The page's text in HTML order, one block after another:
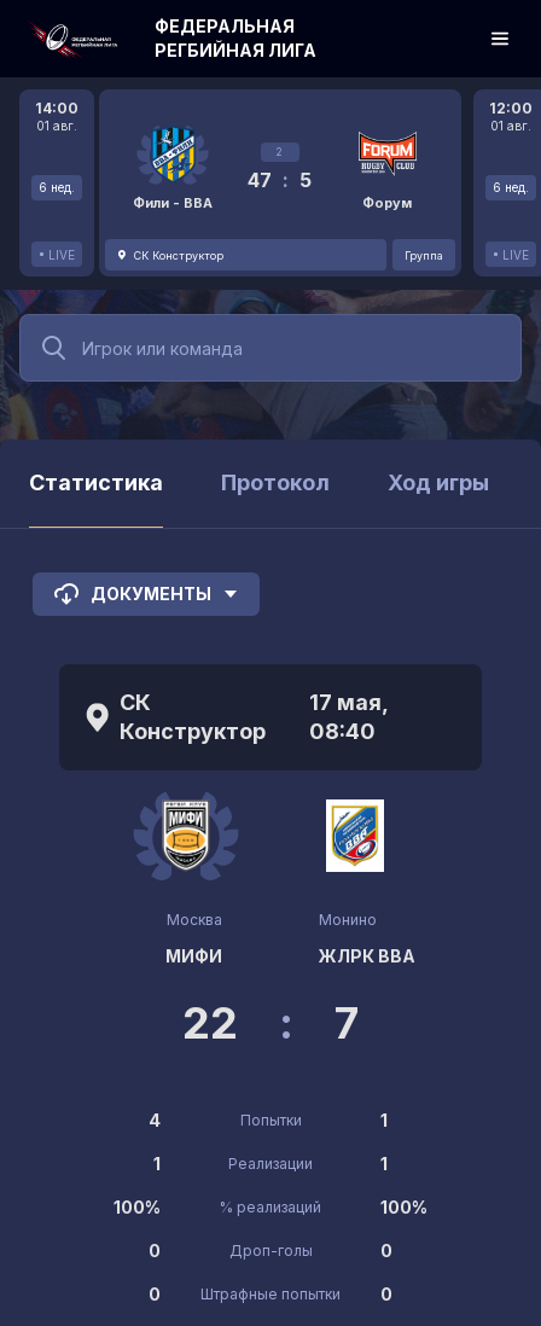
14:00
01 авг.
6 нед.
LIVE
Фили - ВВА
2
47 : 5
Форум
СК Конструктор Группа
12:00
01 авг.
6 нед.
LIVE
ФЕДЕРАЛЬНАЯ
РЕГБИЙНАЯ ЛИГА
Статистика Протокол Ход игры
ДОКУМЕНТЫ
СК
Конструктор
17 мая,
08:40
Москва
МИФИ
22 : 7
Монино
ЖЛРК ВВА
4 Попытки 1
1 Реализации 1
100% % реализаций 100%
0 Дроп-голы 0
0 Штрафные попытки 0